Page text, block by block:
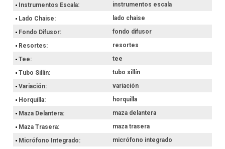
Instrumentos Escala
instrumentos escala
Lado Chaise
lado chaise
Fondo Difusor
fondo difusor
Resortes
resortes
Tee
tee
Tubo Sillín
tubo sillín
Variación
variación
Horquilla
horquilla
Maza Delantera
maza delantera
Maza Trasera
maza trasera
Micrófono Integrado
micrófono integrado